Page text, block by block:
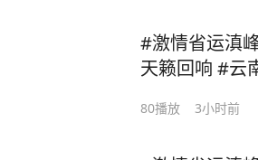
#激情省运滇峰逐梦 常思思献唱《湖滨春
天籁回响 #云南只打滇峰赛 #
80播放 3小时前